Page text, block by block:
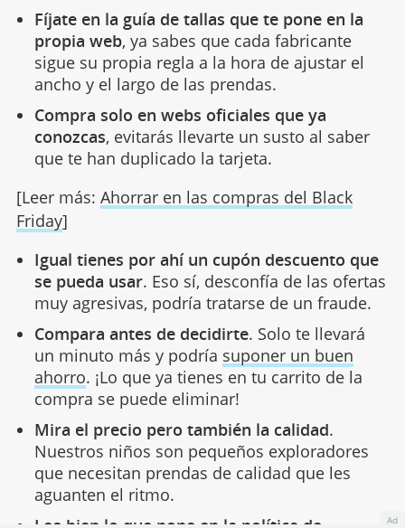
Fíjate en la guía de tallas que te pone en la
propia web, ya sabes que cada fabricante
sigue su propia regla a la hora de ajustar el
ancho y el largo de las prendas.
Compra solo en webs oficiales que ya
conozcas, evitarás llevarte un susto al saber
que te han duplicado la tarjeta.
[Leer más: Ahorrar en las compras del Black
Friday]
Igual tienes por ahí un cupón descuento que
se pueda usar. Eso sí, desconfía de las ofertas
muy agresivas, podría tratarse de un fraude.
Compara antes de decidirte. Solo te llevará
un minuto más y podría suponer un buen
ahorro. ¡Lo que ya tienes en tu carrito de la
compra se puede eliminar!
Mira el precio pero también la calidad.
Nuestros niños son pequeños exploradores
que necesitan prendas de calidad que les
aguanten el ritmo.
Ad